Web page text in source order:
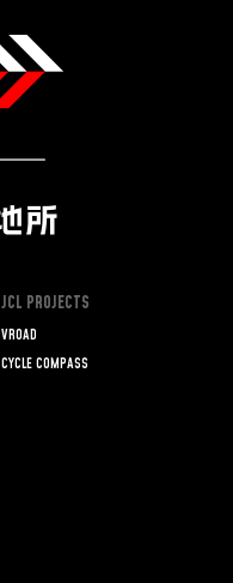
JCL PROJECTS
VROAD
CYCLE COMPASS